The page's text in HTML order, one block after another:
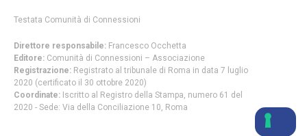
Testata Comunità di Connessioni
Direttore responsabile: Francesco Occhetta
Editore: Comunità di Connessioni – Associazione
Registrazione: Registrato al tribunale di Roma in data 7 luglio
2020 (certificato il 30 ottobre 2020)
Coordinate: Iscritto al Registro della Stampa, numero 61 del
2020 - Sede: Via della Conciliazione 10, Roma